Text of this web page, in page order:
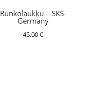
Runkolaukku – SKS-
Germany
45,00€